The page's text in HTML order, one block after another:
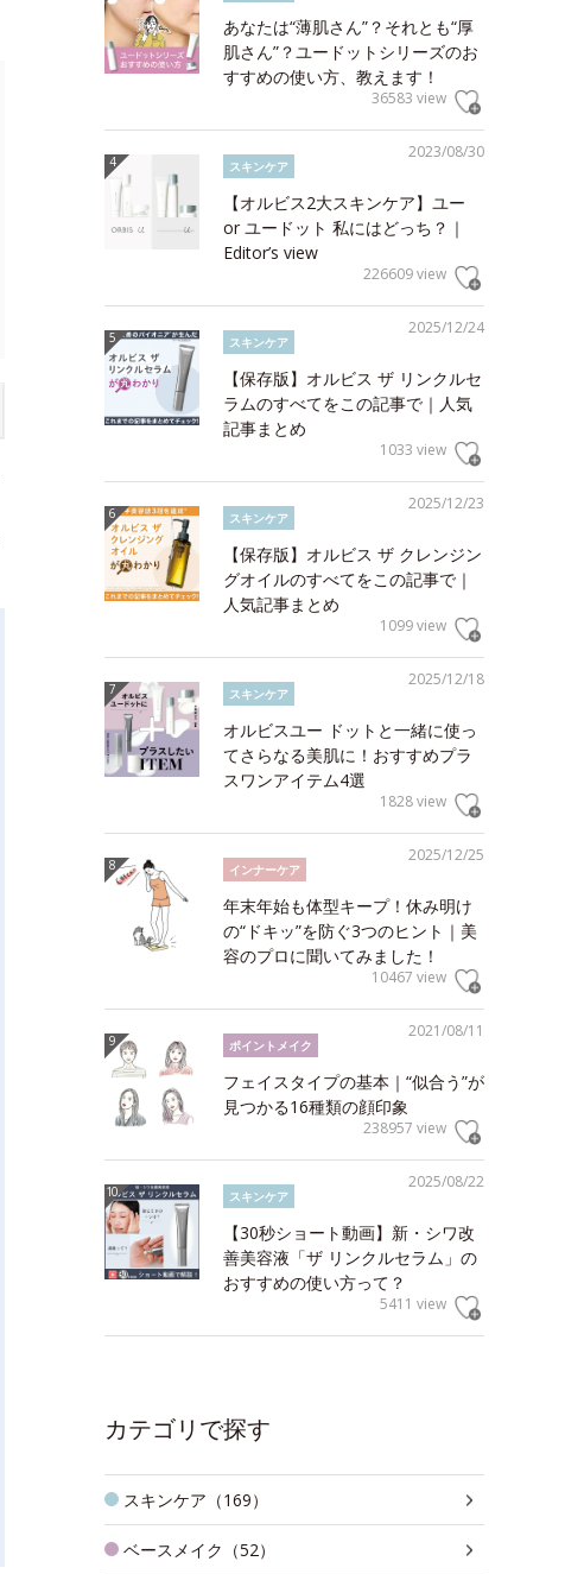
あなたは“薄肌さん”？それとも“厚
肌さん”？ユードットシリーズのお
すすめの使い方、教えます！
36583 view
2023/08/30
スキンケア
【オルビス2大スキンケア】ユー
or ユードット 私にはどっち？｜
Editor’s view
226609 view
2025/12/24
スキンケア
【保存版】オルビス ザ リンクルセ
ラムのすべてをこの記事で｜人気
記事まとめ
1033 view
2025/12/23
スキンケア
【保存版】オルビス ザ クレンジン
グオイルのすべてをこの記事で｜
人気記事まとめ
1099 view
2025/12/18
スキンケア
オルビスユー ドットと一緒に使っ
てさらなる美肌に！おすすめプラ
スワンアイテム4選
1828 view
2025/12/25
インナーケア
年末年始も体型キープ！休み明け
の“ドキッ”を防ぐ3つのヒント｜美
容のプロに聞いてみました！
10467 view
2021/08/11
ポイントメイク
フェイスタイプの基本｜“似合う”が
見つかる16種類の顔印象
238957 view
2025/08/22
スキンケア
【30秒ショート動画】新・シワ改
善美容液「ザ リンクルセラム」の
おすすめの使い方って？
5411 view
カテゴリで探す
スキンケア（169）
ベースメイク（52）